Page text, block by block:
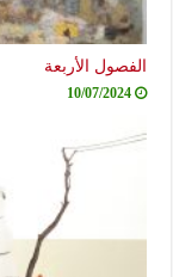
الفصول الأربعة
10/07/2024